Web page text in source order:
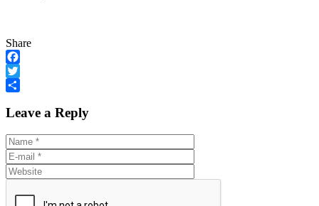
Share
Facebook
Twitter
Leave a Reply